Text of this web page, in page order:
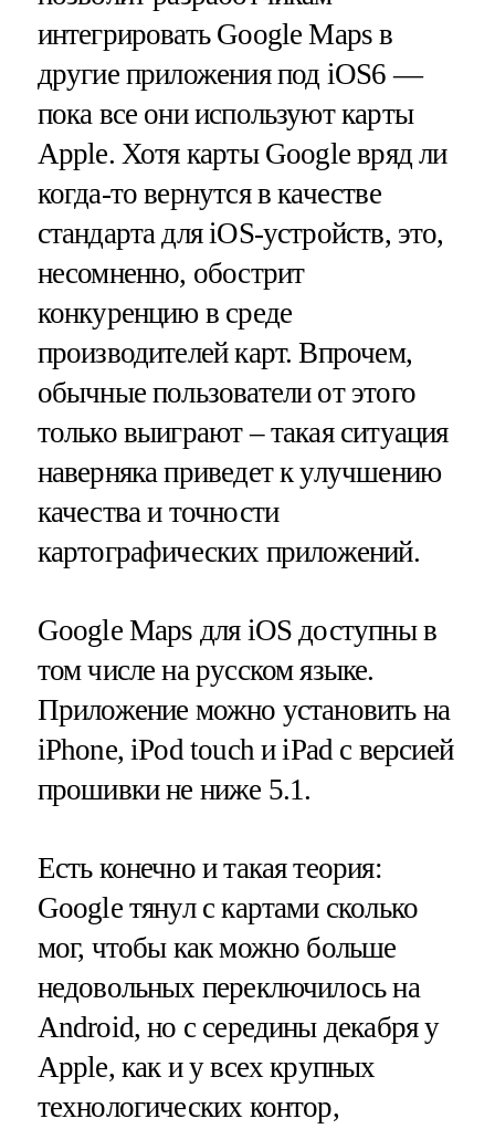
интегрировать Google Maps в
другие приложения под iOS6 —
пока все они используют карты
Apple. Хотя карты Google вряд ли
когда-то вернутся в качестве
стандарта для iOS-устройств, это,
несомненно, обострит
конкуренцию в среде
производителей карт. Впрочем,
обычные пользователи от этого
только выиграют – такая ситуация
наверняка приведет к улучшению
качества и точности
картографических приложений.
Google Maps для iOS доступны в
том числе на русском языке.
Приложение можно установить на
iPhone, iPod touch и iPad с версией
прошивки не ниже 5.1.
Есть конечно и такая теория:
Google тянул с картами сколько
мог, чтобы как можно больше
недовольных переключилось на
Android, но с середины декабря у
Apple, как и у всех крупных
технологических контор,